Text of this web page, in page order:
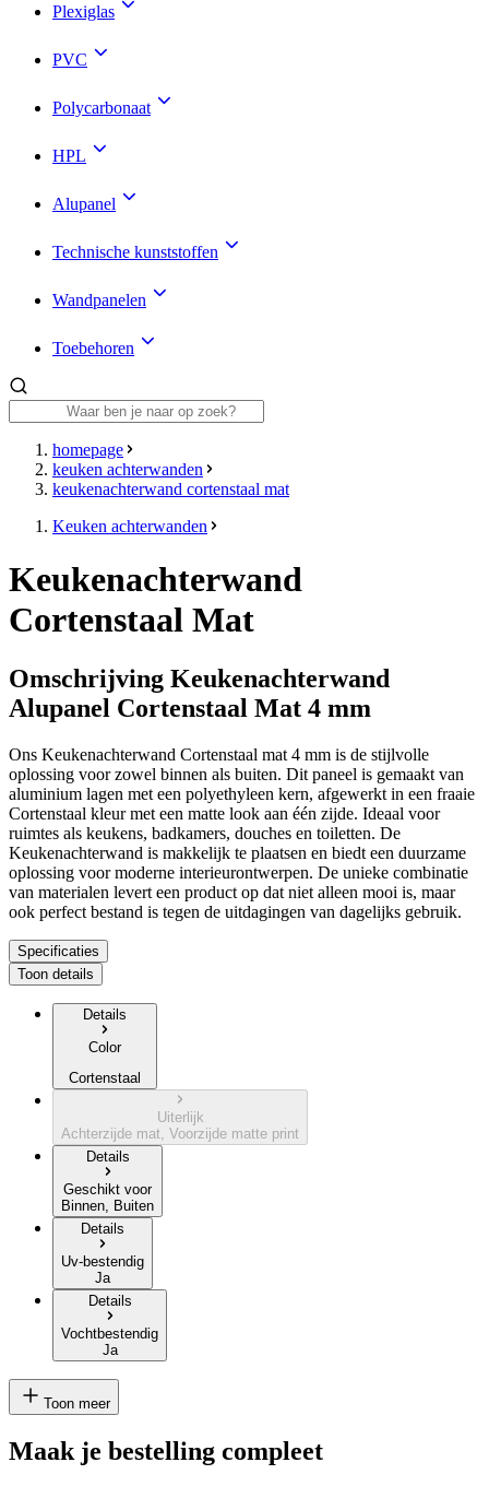
Plexiglas
PVC
Polycarbonaat
HPL
Alupanel
Technische kunststoffen
Wandpanelen
Toebehoren
homepage
keuken achterwanden
keukenachterwand cortenstaal mat
Keuken achterwanden
Keukenachterwand
Cortenstaal Mat
Omschrijving Keukenachterwand
Alupanel Cortenstaal Mat 4 mm
Ons Keukenachterwand Cortenstaal mat 4 mm is de stijlvolle
oplossing voor zowel binnen als buiten. Dit paneel is gemaakt van
aluminium lagen met een polyethyleen kern, afgewerkt in een fraaie
Cortenstaal kleur met een matte look aan één zijde. Ideaal voor
ruimtes als keukens, badkamers, douches en toiletten. De
Keukenachterwand is makkelijk te plaatsen en biedt een duurzame
oplossing voor moderne interieurontwerpen. De unieke combinatie
van materialen levert een product op dat niet alleen mooi is, maar
ook perfect bestand is tegen de uitdagingen van dagelijks gebruik.
Specificaties
Toon details
Details
Color
Cortenstaal
Uiterlijk
Achterzijde mat, Voorzijde matte print
Details
Geschikt voor
Binnen, Buiten
Details
Uv-bestendig
Ja
Details
Vochtbestendig
Ja
Toon meer
Maak je bestelling compleet